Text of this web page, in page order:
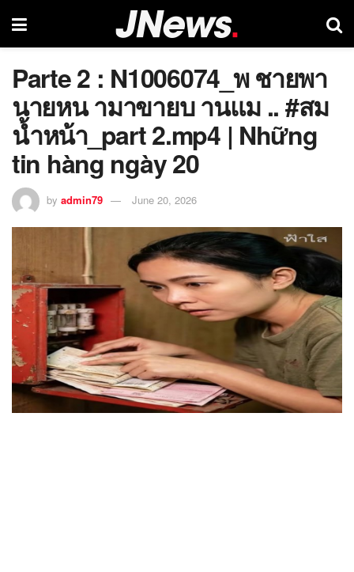
Parte 2 : N1006074_พ ชายพา
นายหน ามาขายบ านแม .. #สม
น้ำหน้า_part 2.mp4 | Những
tin hàng ngày 20
by admin79 June 20, 2026